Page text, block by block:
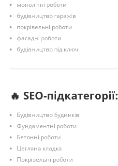
монолітні роботи
будівництво гаражів
покрівельні роботи
фасадні роботи
будівництво під ключ
🔥 SEO-підкатегорії:
Будівництво будинків
Фундаментні роботи
Бетонні роботи
Цегляна кладка
Покрівельні роботи